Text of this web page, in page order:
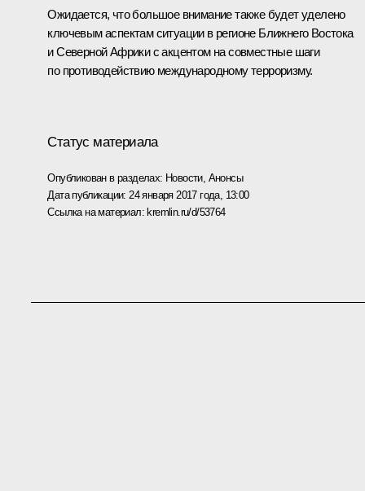
Ожидается, что большое внимание также будет уделено
ключевым аспектам ситуации в регионе Ближнего Востока
и Северной Африки с акцентом на совместные шаги
по противодействию международному терроризму.
Статус материала
Опубликован в разделах: Новости, Анонсы
Дата публикации: 24 января 2017 года, 13:00
Ссылка на материал:kremlin.ru/d/53764